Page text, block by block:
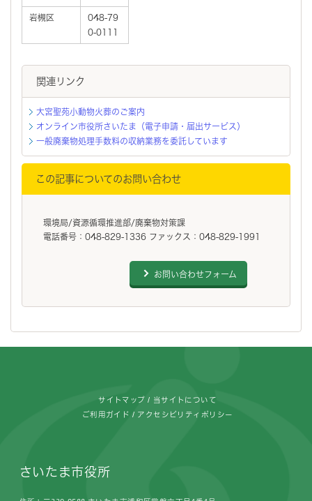
岩槻区
048-79
0-0111
関連リンク
大宮聖苑小動物火葬のご案内
オンライン市役所さいたま（電子申請・届出サービス）
一般廃棄物処理手数料の収納業務を委託しています
この記事についてのお問い合わせ
環境局/資源循環推進部/廃棄物対策課
電話番号：048-829-1336 ファックス：048-829-1991
お問い合わせフォーム
サイトマップ 当サイトについて
ご利用ガイド アクセシビリティポリシー
さいたま市役所